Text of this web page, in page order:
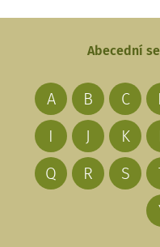
Abecední
A B C
I
J K
Q
R S